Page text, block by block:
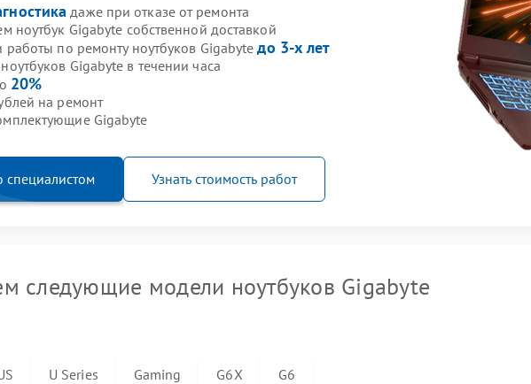
даже при отказе от ремонта
ноутбук Gigabyte собственной доставкой
работы по ремонту ноутбуков Gigabyteдо 3-х лет
Gigabyte в течении часа
20%
на ремонт
Gigabyte
специалистом Узнать стоимость работ
следующие модели ноутбуков Gigabyte
U Series Gaming G6X G6